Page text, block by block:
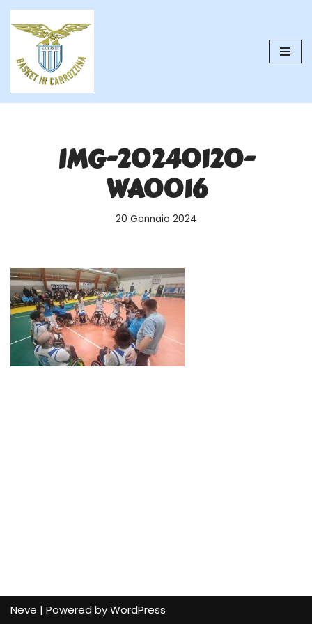
contenuto
IMG-20240120-
WA0016
20 Gennaio 2024
Neve | Powered byWordPress